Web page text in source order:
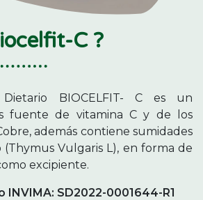
C ?
BIOCELFIT- C es un
fuente de vitamina C y de los
además contiene sumidades
(Thymus Vulgaris L), en forma de
excipiente.
INVIMA: SD2022-0001644-R1